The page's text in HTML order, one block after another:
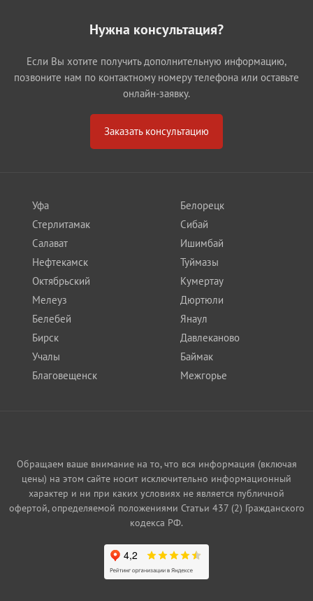
Нужна консультация?
Если Вы хотите получить дополнительную информацию,
позвоните нам по контактному номеру телефона или оставьте
онлайн-заявку.
Заказать консультацию
Уфа
Стерлитамак
Салават
Нефтекамск
Октябрьский
Белорецк
Сибай
Ишимбай
Туймазы
Кумертау
Мелеуз
Белебей
Бирск
Учалы
Благовещенск
Дюртюли
Янаул
Давлеканово
Баймак
Межгорье
Обращаем ваше внимание на то, что вся информация (включая
цены) на этом сайте носит исключительно информационный
характер и ни при каких условиях не является публичной
офертой, определяемой положениями Статьи 437 (2) Гражданского
кодекса РФ.